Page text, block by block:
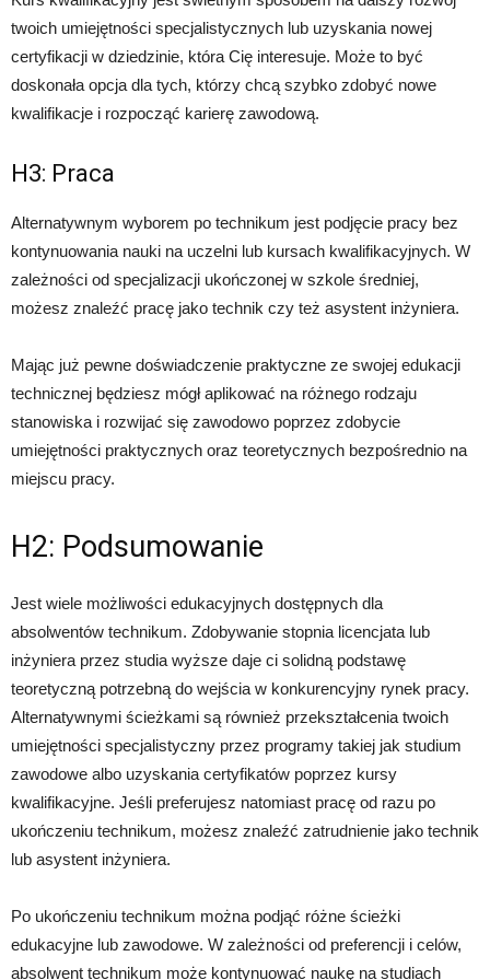
twoich umiejętności specjalistycznych lub uzyskania nowej
certyfikacji w dziedzinie, która Cię interesuje. Może to być
doskonała opcja dla tych, którzy chcą szybko zdobyć nowe
kwalifikacje i rozpocząć karierę zawodową.
H3: Praca
Alternatywnym wyborem po technikum jest podjęcie pracy bez
kontynuowania nauki na uczelni lub kursach kwalifikacyjnych. W
zależności od specjalizacji ukończonej w szkole średniej,
możesz znaleźć pracę jako technik czy też asystent inżyniera.
Mając już pewne doświadczenie praktyczne ze swojej edukacji
technicznej będziesz mógł aplikować na różnego rodzaju
stanowiska i rozwijać się zawodowo poprzez zdobycie
umiejętności praktycznych oraz teoretycznych bezpośrednio na
miejscu pracy.
H2: Podsumowanie
Jest wiele możliwości edukacyjnych dostępnych dla
absolwentów technikum. Zdobywanie stopnia licencjata lub
inżyniera przez studia wyższe daje ci solidną podstawę
teoretyczną potrzebną do wejścia w konkurencyjny rynek pracy.
Alternatywnymi ścieżkami są również przekształcenia twoich
umiejętności specjalistyczny przez programy takiej jak studium
zawodowe albo uzyskania certyfikatów poprzez kursy
kwalifikacyjne. Jeśli preferujesz natomiast pracę od razu po
ukończeniu technikum, możesz znaleźć zatrudnienie jako technik
lub asystent inżyniera.
Po ukończeniu technikum można podjąć różne ścieżki
edukacyjne lub zawodowe. W zależności od preferencji i celów,
absolwent technikum może kontynuować naukę na studiach